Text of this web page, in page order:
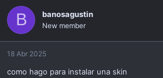
B banosagustin
New member
18 Abr 2025
como hago para instalar una skin